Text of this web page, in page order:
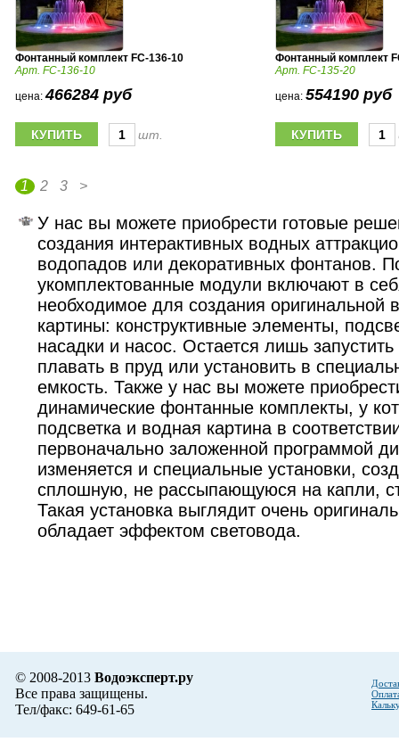
Фонтанный комплект FC-136-10
Арт. FC-136-10
цена:466284 руб
шт.
Фонтанный комплект
Арт. FC-135-20
цена: 554190 руб
1 2 3 >
У нас вы можете приобрести готовые
создания интерактивных водных
водопадов или декоративных фонтанов.
укомплектованные модули включают в
необходимое для создания оригинальной
картины: конструктивные элементы,
насадки и насос. Остается лишь
плавать в пруд или установить в
емкость. Также у нас вы можете
динамические фонтанные комплекты, у
подсветка и водная картина в
первоначально заложенной программой
изменяется и специальные установки,
сплошную, не рассыпающуюся на капли,
Такая установка выглядит очень
обладает эффектом световода.
© 2008-2013 Водоэксперт.ру
Все права защищены.
Тел/факс: 649-61-65